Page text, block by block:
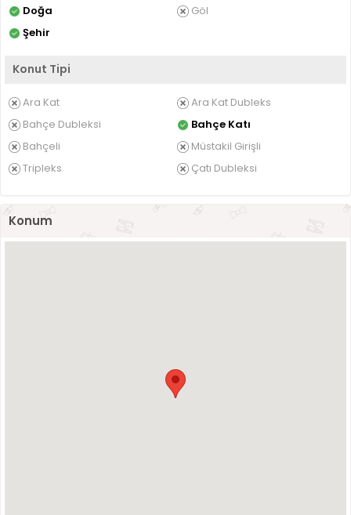
Doğa
Göl
Şehir
Konut Tipi
Ara Kat
Ara Kat Dubleks
Bahçe Dubleksi
Bahçe Katı
Bahçeli
Müstakil Girişli
Tripleks
Çatı Dubleksi
Konum